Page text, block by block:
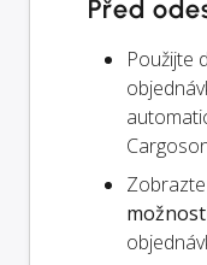
Před
Použijte